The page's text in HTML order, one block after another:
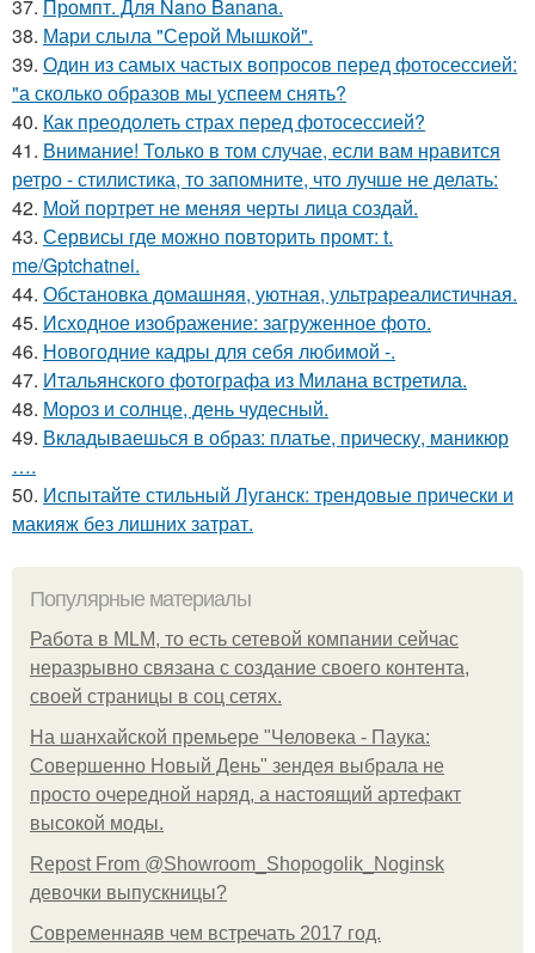
37. Промпт. Для Nano Banana.
38. Мари слыла "Серой Мышкой".
39. Один из самых частых вопросов перед фотосессией:
"а сколько образов мы успеем снять?
40. Как преодолеть страх перед фотосессией?
41. Внимание! Только в том случае, если вам нравится
ретро - стилистика, то запомните, что лучше не делать:
42. Мой портрет не меняя черты лица создай.
43. Сервисы где можно повторить промт: t.
me/Gptchatnei.
44. Обстановка домашняя, уютная, ультрареалистичная.
45. Исходное изображение: загруженное фото.
46. Новогодние кадры для себя любимой -.
47. Итальянского фотографа из Милана встретила.
48. Мороз и солнце, день чудесный.
49. Вкладываешься в образ: платье, прическу, маникюр
….
50. Испытайте стильный Луганск: трендовые прически и
макияж без лишних затрат.
Популярные материалы
Работа в MLM, то есть сетевой компании сейчас
неразрывно связана с создание своего контента,
своей страницы в соц сетях.
На шанхайской премьере "Человека - Паука:
Совершенно Новый День" зендея выбрала не
просто очередной наряд, а настоящий артефакт
высокой моды.
Repost From @Showroom_Shopogolik_Noginsk
девочки выпускницы?
Современнаяв чем встречать 2017 год.